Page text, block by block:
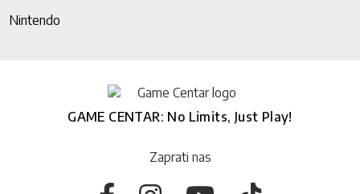
Nintendo
GAME CENTAR: No Limits, Just Play!
Zaprati nas